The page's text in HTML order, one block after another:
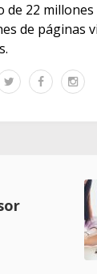
de 22 millones
de páginas